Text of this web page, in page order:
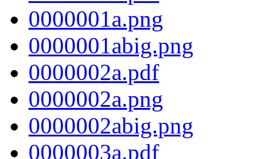
0000001a.png
0000001abig.png
0000002a.pdf
0000002a.png
0000002abig.png
0000003a.pdf